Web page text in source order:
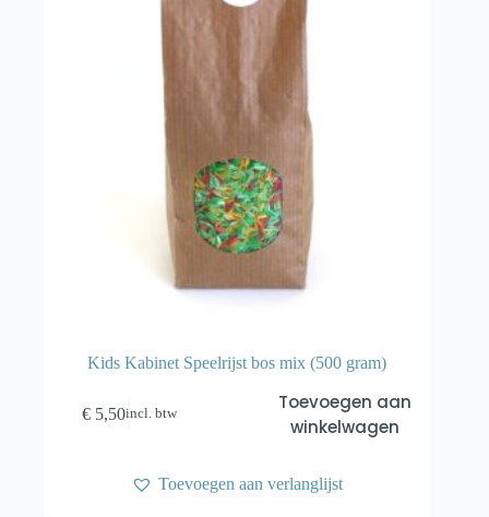
Kids Kabinet Speelrijst bos mix (500 gram)
€ 5,50incl. btw
Toevoegen aan
winkelwagen
Toevoegen aan verlanglijst